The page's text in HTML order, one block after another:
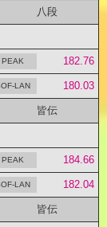
八段
182.76
180.03
皆伝
184.66
182.04
皆伝